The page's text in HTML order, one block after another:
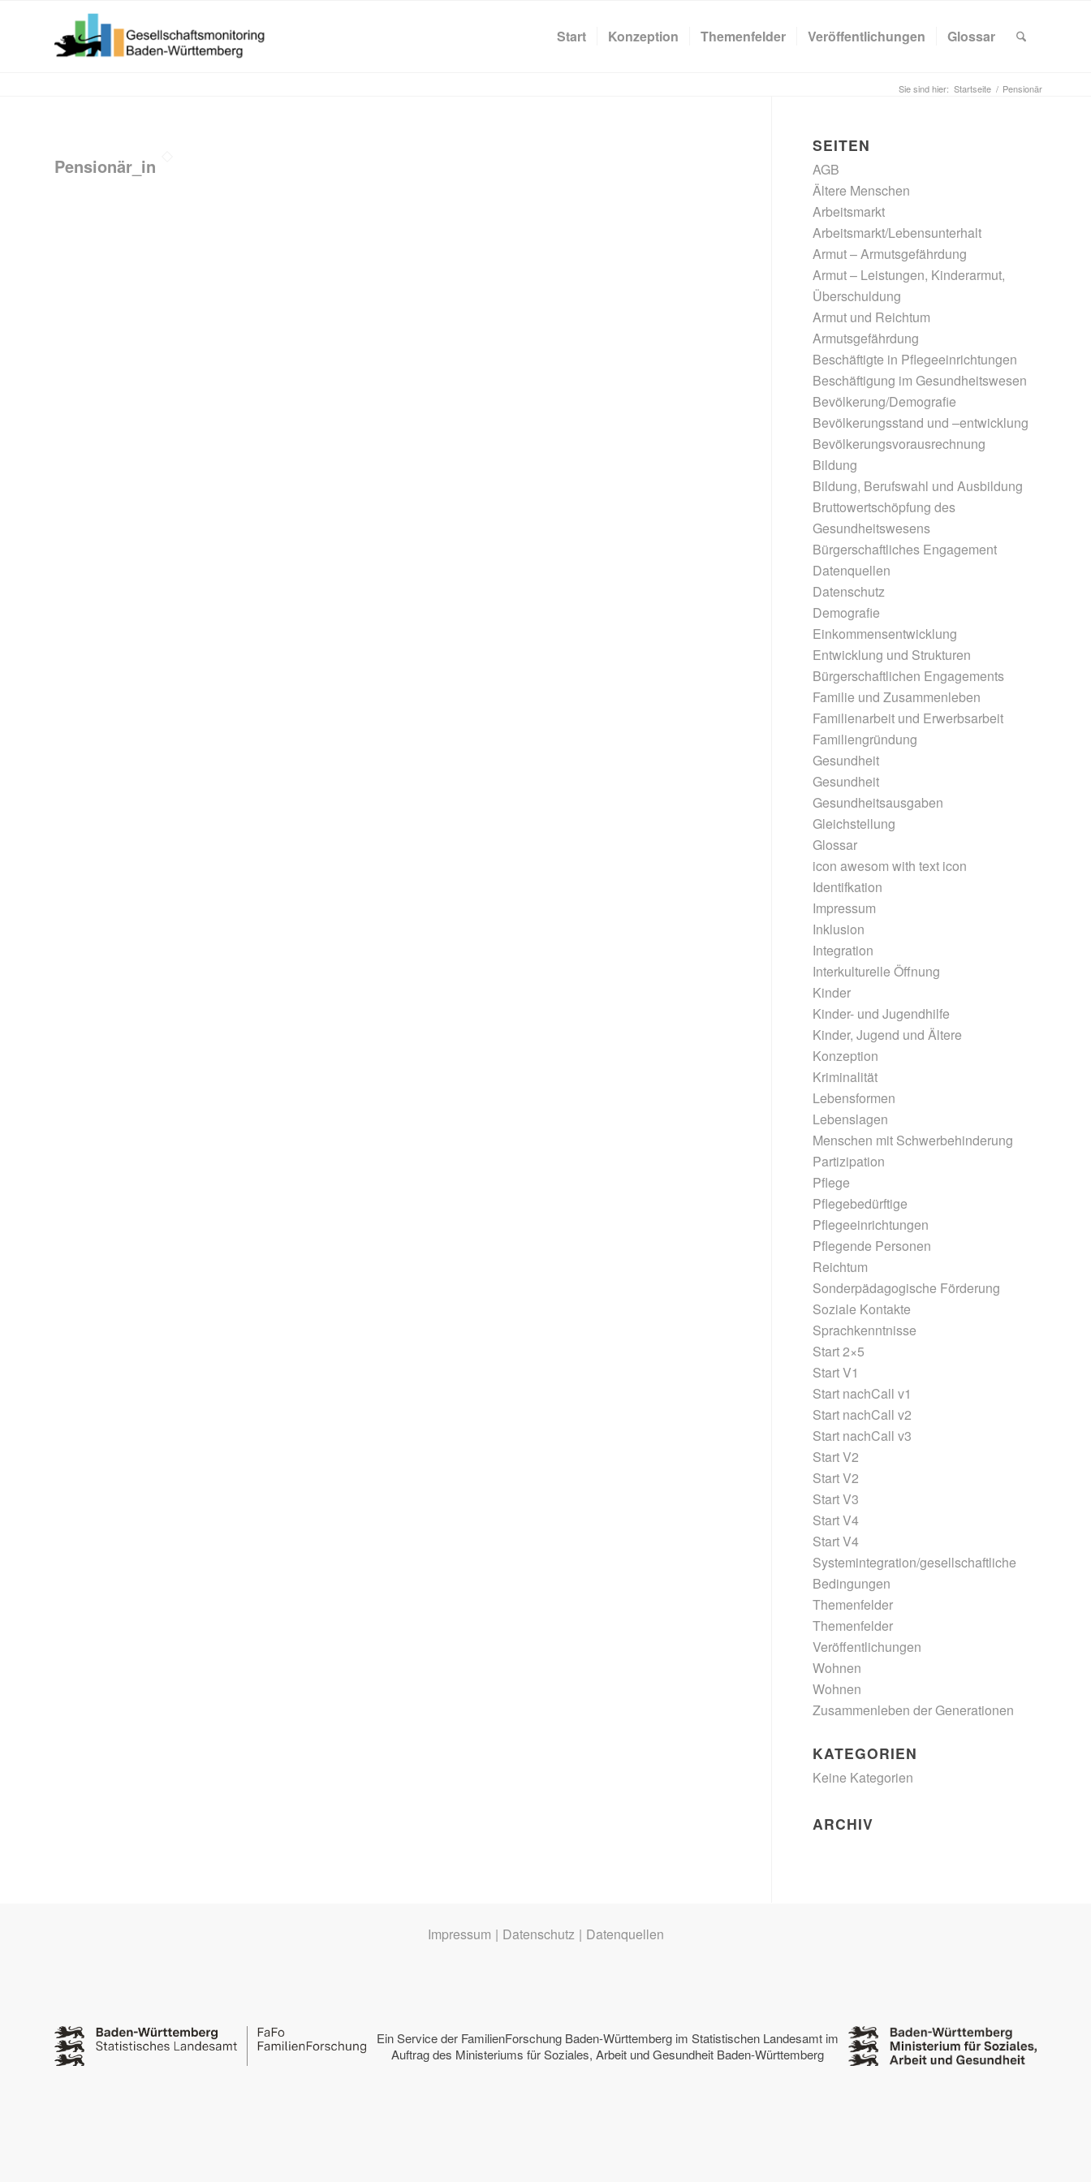
Start Konzeption Themenfelder Veröffentlichungen Glossar
Sie sind hier: Startseite / Pensionär
Pensionär_in
SEITEN
AGB
Ältere Menschen
Arbeitsmarkt
Arbeitsmarkt/Lebensunterhalt
Armut – Armutsgefährdung
Armut – Leistungen, Kinderarmut,
Überschuldung
Armut und Reichtum
Armutsgefährdung
Beschäftigte in Pflegeeinrichtungen
Beschäftigung im Gesundheitswesen
Bevölkerung/Demografie
Bevölkerungsstand und –entwicklung
Bevölkerungsvorausrechnung
Bildung
Bildung, Berufswahl und Ausbildung
Bruttowertschöpfung des
Gesundheitswesens
Bürgerschaftliches Engagement
Datenquellen
Datenschutz
Demografie
Einkommensentwicklung
Entwicklung und Strukturen
Bürgerschaftlichen Engagements
Familie und Zusammenleben
Familienarbeit und Erwerbsarbeit
Familiengründung
Gesundheit
Gesundheit
Gesundheitsausgaben
Gleichstellung
Glossar
icon awesom with text icon
Identifkation
Impressum
Inklusion
Integration
Interkulturelle Öffnung
Kinder
Kinder- und Jugendhilfe
Kinder, Jugend und Ältere
Konzeption
Kriminalität
Lebensformen
Lebenslagen
Menschen mit Schwerbehinderung
Partizipation
Pflege
Pflegebedürftige
Pflegeeinrichtungen
Pflegende Personen
Reichtum
Sonderpädagogische Förderung
Soziale Kontakte
Sprachkenntnisse
Start 2×5
Start V1
Start nachCall v1
Start nachCall v2
Start nachCall v3
Start V2
Start V2
Start V3
Start V4
Start V4
Systemintegration/gesellschaftliche
Bedingungen
Themenfelder
Themenfelder
Veröffentlichungen
Wohnen
Wohnen
Zusammenleben der Generationen
KATEGORIEN
Keine Kategorien
ARCHIV
Impressum | Datenschutz | Datenquellen
Ein Service der FamilienForschung Baden-Württembergim Statistischen Landesamt im
Auftrag des Ministeriums für Soziales, Arbeit und Gesundheit Baden-Württemberg